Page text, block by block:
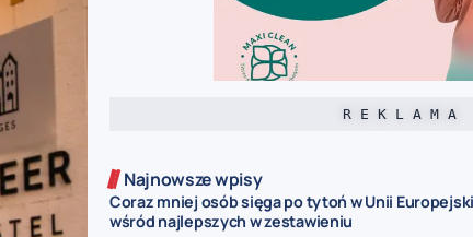
R E K L A M A
Najnowsze wpisy
Coraz mniej osób sięga po tytoń w Unii
wśród najlepszych w zestawieniu